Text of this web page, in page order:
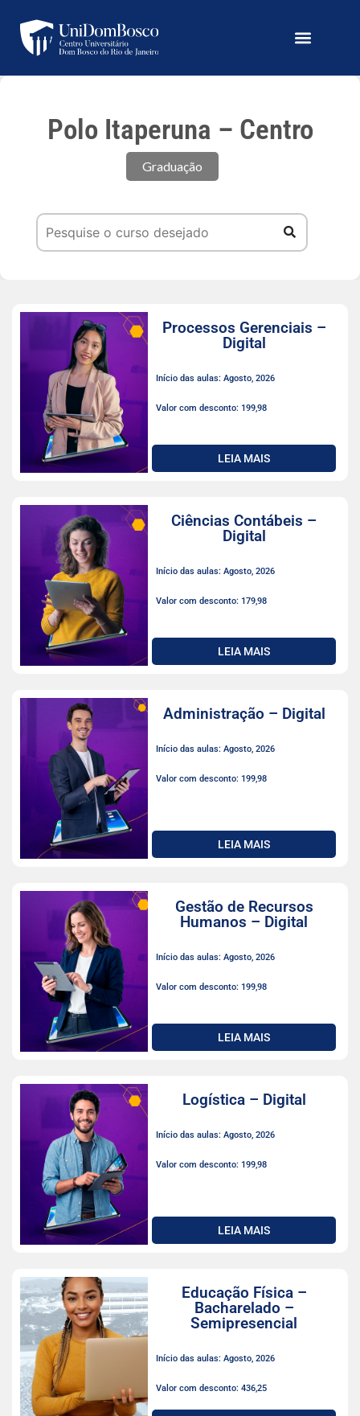
Polo Itaperuna – Centro
Graduação
Processos Gerenciais –
Digital
Início das aulas: Agosto, 2026
Valor com desconto: 199,98
LEIA MAIS
Ciências Contábeis –
Digital
Início das aulas: Agosto, 2026
Valor com desconto: 179,98
LEIA MAIS
Administração – Digital
Início das aulas: Agosto, 2026
Valor com desconto: 199,98
LEIA MAIS
Gestão de Recursos
Humanos – Digital
Início das aulas: Agosto, 2026
Valor com desconto: 199,98
LEIA MAIS
Logística – Digital
Início das aulas: Agosto, 2026
Valor com desconto: 199,98
LEIA MAIS
Educação Física –
Bacharelado –
Semipresencial
Início das aulas: Agosto, 2026
Valor com desconto: 436,25